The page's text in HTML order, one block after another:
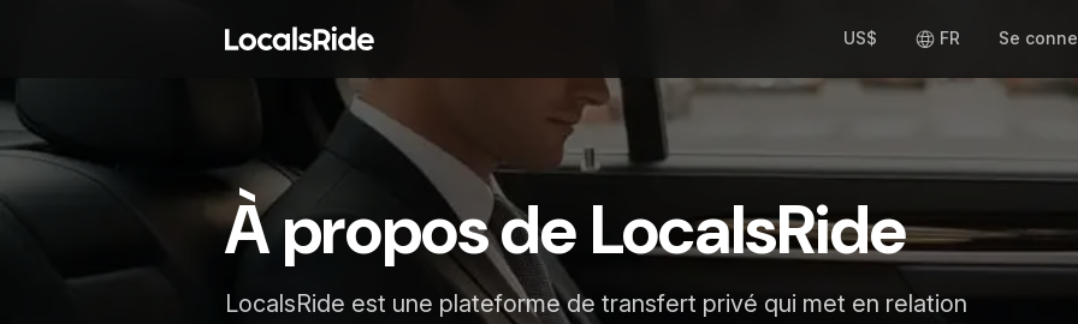
US$ FR Se
À propos de LocalsRide
LocalsRide est une plateforme de transfert privé qui met en relation